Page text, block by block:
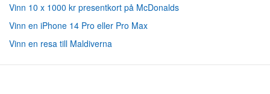
Vinn 10 x 1000 kr presentkort på McDonalds
Vinn en iPhone 14 Pro eller Pro Max
Vinn en resa till Maldiverna